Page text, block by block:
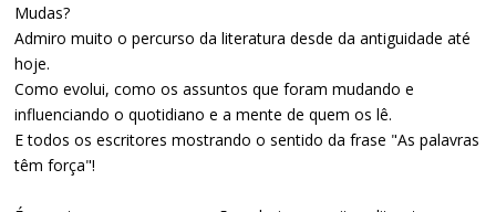
Mudas?
Admiro muito o percurso da literatura desde da antiguidade até
hoje.
Como evolui, como os assuntos que foram mudando e
influenciando o quotidiano e a mente de quem os lê.
E todos os escritores mostrando o sentido da frase "As palavras
têm força"!